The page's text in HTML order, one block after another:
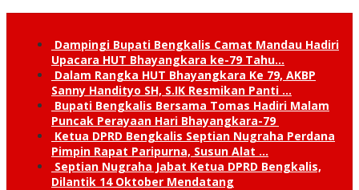
Dampingi Bupati Bengkalis Camat Mandau Hadiri
Upacara HUT Bhayangkara ke-79 Tahu…
Dalam Rangka HUT Bhayangkara Ke 79, AKBP
Sanny Handityo SH, S.IK Resmikan Panti …
Bupati Bengkalis Bersama Tomas Hadiri Malam
Puncak Perayaan Hari Bhayangkara-79
Ketua DPRD Bengkalis Septian Nugraha Perdana
Pimpin Rapat Paripurna, Susun Alat …
Septian Nugraha Jabat Ketua DPRD Bengkalis,
Dilantik 14 Oktober Mendatang